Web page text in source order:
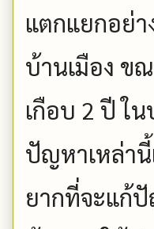
แตกแยกอย่า
บ้านเมือง ข
เกือบ 2 ปี ใ
ปัญหาเหล่านี้
ยากที่จะแก้